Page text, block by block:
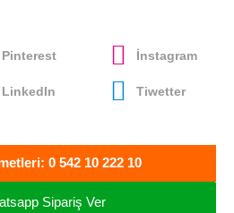
Pinterest İnstagram
LinkedIn Tiwetter
0 542 10 222 10
Sipariş Ver